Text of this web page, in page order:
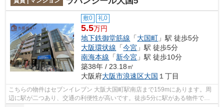
敷0 礼0
5.5万円
地下鉄御堂筋線 「大国町 」駅 徒歩5分
大阪環状線 「今宮 」駅 徒歩5分
南海本線 「新今宮 」駅 徒歩10分
築38年 / 23.18㎡
大阪府大阪市浪速区大国 １丁目
こちらの物件はセブンイレブン 大阪大国町駅南店まで159mにあります。周
辺に駅が二つあり、交通の利便性が高いです。徒歩5分に駅がある物件で